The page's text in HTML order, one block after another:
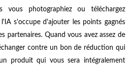
vous photographiez ou téléchargez
s'occupe d'ajouter les points gagnés
partenaires. Quand vous avez assez de
contre un bon de réduction qui
produit qui vous sera intégralement